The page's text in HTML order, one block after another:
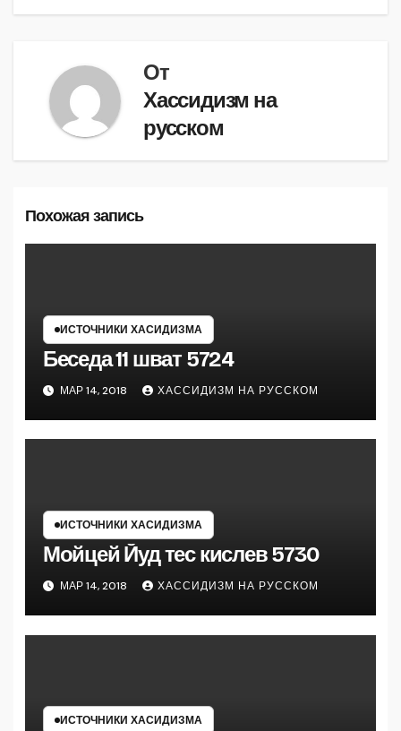
От
Хассидизм на
русском
Похожая запись
ИСТОЧНИКИ ХАСИДИЗМА
Беседа 11 шват 5724
МАР 14, 2018 ХАССИДИЗМ НА РУССКОМ
ИСТОЧНИКИ ХАСИДИЗМА
Мойцей Йуд тес кислев 5730
МАР 14, 2018 ХАССИДИЗМ НА РУССКОМ
ИСТОЧНИКИ ХАСИДИЗМА